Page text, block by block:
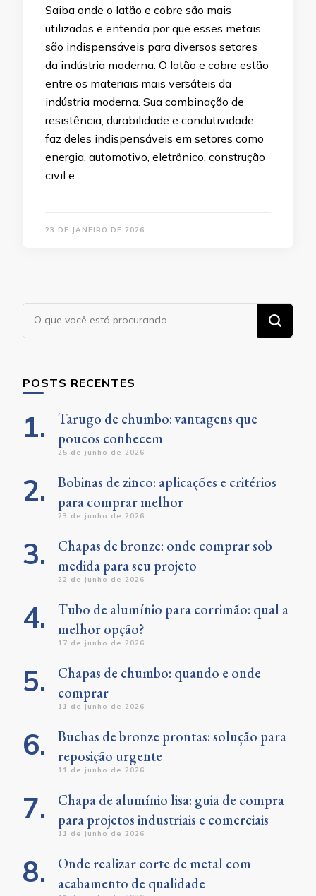
Saiba onde o latão e cobre são mais
utilizados e entenda por que esses metais
são indispensáveis para diversos setores
da indústria moderna. O latão e cobre estão
entre os materiais mais versáteis da
indústria moderna. Sua combinação de
resistência, durabilidade e condutividade
faz deles indispensáveis em setores como
energia, automotivo, eletrônico, construção
civil e …
23 DE JANEIRO DE 2026
Procurando
algo?
POSTS RECENTES
Tarugo de chumbo: vantagens que
poucos conhecem
25 de junho de 2026
Bobinas de zinco: aplicações e critérios
para comprar melhor
23 de junho de 2026
Chapas de bronze: onde comprar sob
medida para seu projeto
22 de junho de 2026
Tubo de alumínio para corrimão: qual a
melhor opção?
17 de junho de 2026
Chapas de chumbo: quando e onde
comprar
11 de junho de 2026
Buchas de bronze prontas: solução para
reposição urgente
11 de junho de 2026
Chapa de alumínio lisa: guia de compra
para projetos industriais e comerciais
11 de junho de 2026
Onde realizar corte de metal com
acabamento de qualidade